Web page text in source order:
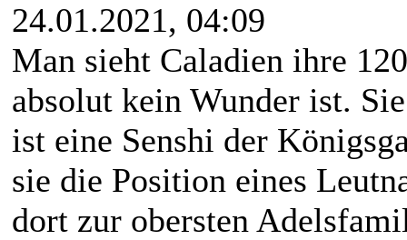
24.01.2021, 04:09
Man sieht Caladien ihre
absolut kein Wunder ist.
ist eine Senshi der
sie die Position eines
dort zur obersten